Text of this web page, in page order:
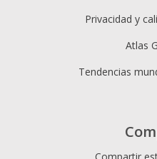
Privacidad y
Atlas
Tendencias